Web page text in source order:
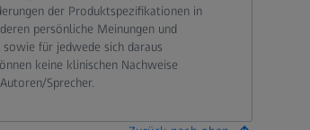
der Produktspezifikationen in
persönliche Meinungen und
für jedwede sich daraus
keine klinischen Nachweise
Sprecher.